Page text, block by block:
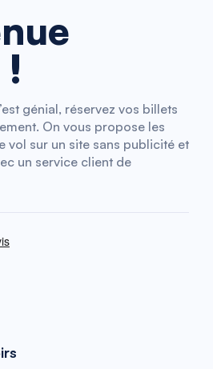
génial, réservez vos billets
On vous propose les
vol sur un site sans publicité et
un service client de